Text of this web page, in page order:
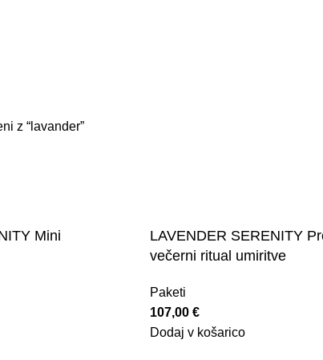
z “lavander”
Mini
LAVENDER SERENITY
večerni ritual umiritve
Paketi
107,00 €
Dodaj v košarico